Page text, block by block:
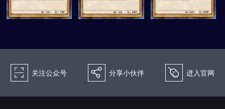
򰀁 关注公众号 򰀂 分享小伙伴 򰀄 进入官网